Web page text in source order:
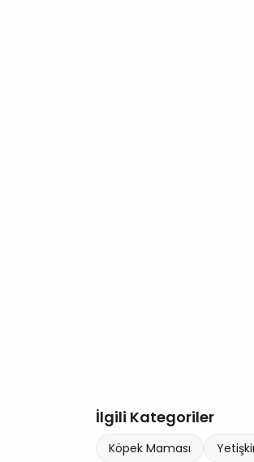
İlgili Kategoriler
Köpek Maması